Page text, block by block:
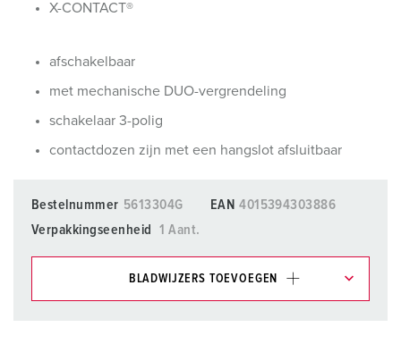
X-CONTACT®
afschakelbaar
met mechanische DUO-vergrendeling
schakelaar 3-polig
contactdozen zijn met een hangslot afsluitbaar
Bestelnummer 5613304G EAN 4015394303886
Verpakkingseenheid
1 Aant.
BLADWIJZERS TOEVOEGEN